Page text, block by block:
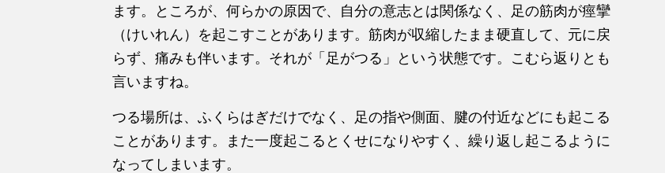
ます。ところが、何らかの原因で、自分の意志とは関係なく、足の筋肉が痙攣
（けいれん）を起こすことがあります。筋肉が収縮したまま硬直して、元に戻
らず、痛みも伴います。それが「足がつる」という状態です。こむら返りとも
言いますね。
つる場所は、ふくらはぎだけでなく、足の指や側面、腱の付近などにも起こる
ことがあります。また一度起こるとくせになりやすく、繰り返し起こるように
なってしまいます。